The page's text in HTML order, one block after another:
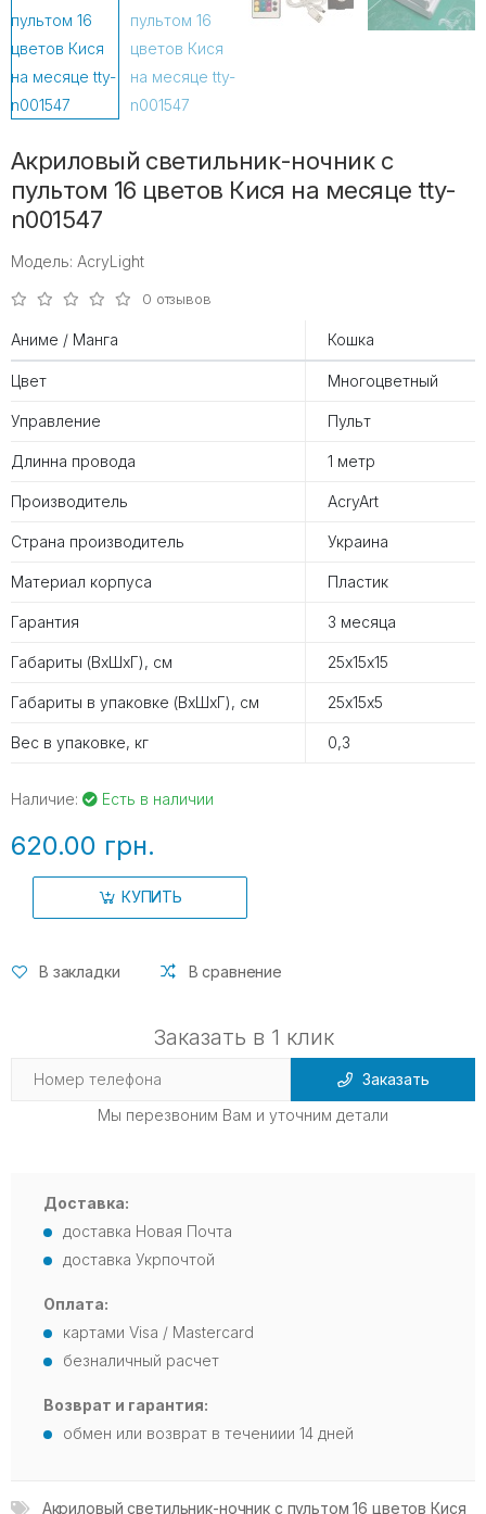
Акриловый светильник-ночник с
пультом 16 цветов Кися на месяце tty-
n001547
Модель: AcryLight
0 отзывов
Аниме / Манга Кошка
Цвет Многоцветный
Управление Пульт
Длинна провода 1 метр
Производитель AcryArt
Страна производитель Украина
Материал корпуса Пластик
Гарантия 3 месяца
Габариты (ВхШхГ), см 25х15х15
Габариты в упаковке (ВхШхГ), см 25х15х5
Вес в упаковке, кг 0,3
Наличие: Есть в наличии
620.00 грн.
КУПИТЬ
В закладки В сравнение
Заказать в 1 клик
Заказать
Мы перезвоним Вам и уточним детали
Доставка:
доставка Новая Почта
доставка Укрпочтой
Оплата:
картами Visa / Mastercard
безналичный расчет
Возврат и гарантия:
обмен или возврат в течениии 14 дней
Акриловый светильник-ночник с пультом 16 цветов Кися